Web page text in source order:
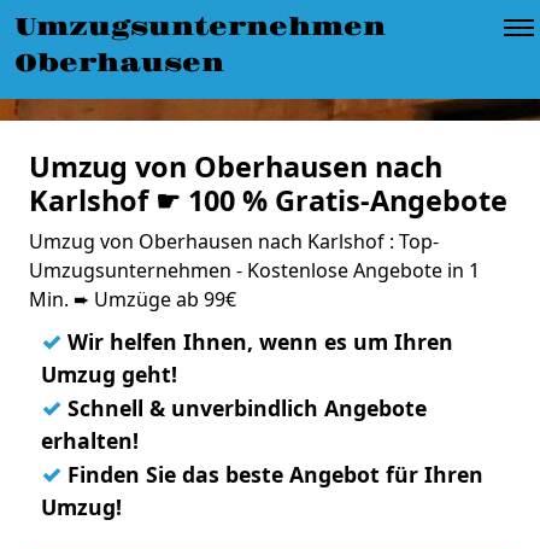
Umzugsunternehmen
Oberhausen
Umzug von Oberhausen nach
Karlshof ☛ 100 % Gratis-Angebote
Umzug von Oberhausen nach Karlshof : Top-
Umzugsunternehmen - Kostenlose Angebote in 1
Min. ➨ Umzüge ab 99€
✓ Wir helfen Ihnen, wenn es um Ihren
Umzug geht!
✓ Schnell & unverbindlich Angebote
erhalten!
✓ Finden Sie das beste Angebot für Ihren
Umzug!